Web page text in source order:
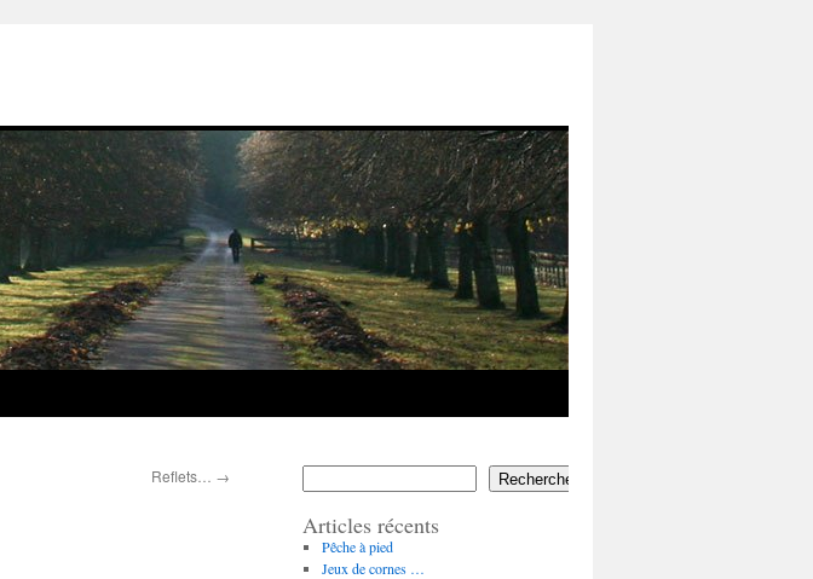
Reflets… → Rechercher
Articles récents
Pêche à pied
Jeux de cornes …